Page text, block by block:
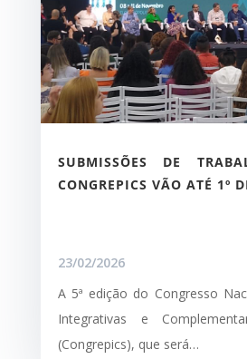
SUBMISSÕES DE
CONGREPICS VÃO ATÉ 1º
23/02/2026
A 5ª edição do Congresso
Integrativas e
(Congrepics), que será…